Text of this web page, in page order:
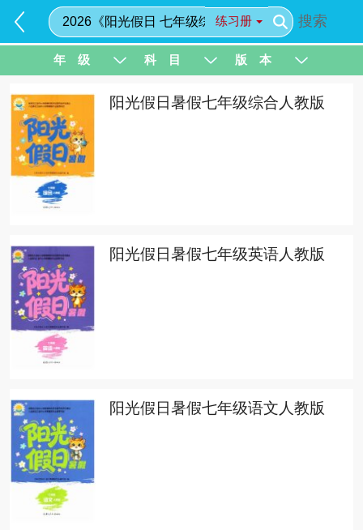
练习册 搜索
年 级 科 目 版 本
阳光假日暑假七年级综合人教版
阳光假日暑假七年级英语人教版
阳光假日暑假七年级语文人教版